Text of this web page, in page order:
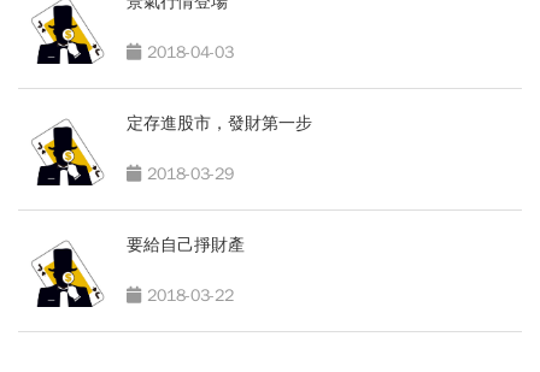
2018-04-03
定存進股市，發財第一步
2018-03-29
要給自己掙財產
2018-03-22